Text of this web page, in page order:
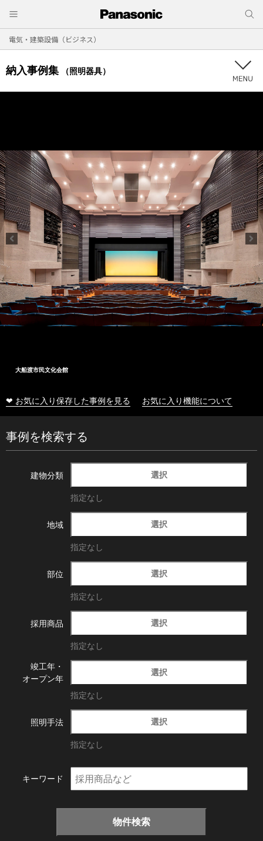
電気・建築設備（ビジネス）
納入事例集 （照明器具）
大船渡市民文化会館
❤ お気に入り保存した事例を見る お気に入り機能について
事例を検索する
建物分類 選択
指定なし
地域 選択
指定なし
部位 選択
指定なし
採用商品 選択
指定なし
竣工年・
オープン年
選択
指定なし
照明手法 選択
指定なし
キーワード
物件検索